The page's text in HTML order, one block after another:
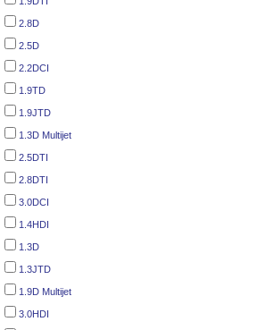
2.8D
2.5D
2.2DCI
1.9TD
1.9JTD
1.3D Multijet
2.5DTI
2.8DTI
3.0DCI
1.4HDI
1.3D
1.3JTD
1.9D Multijet
3.0HDI